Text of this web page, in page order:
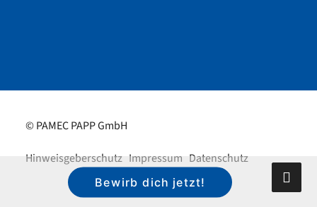
Bewirb dich jetzt!
© PAMEC PAPP GmbH
Hinweisgeberschutz Impressum Datenschutz